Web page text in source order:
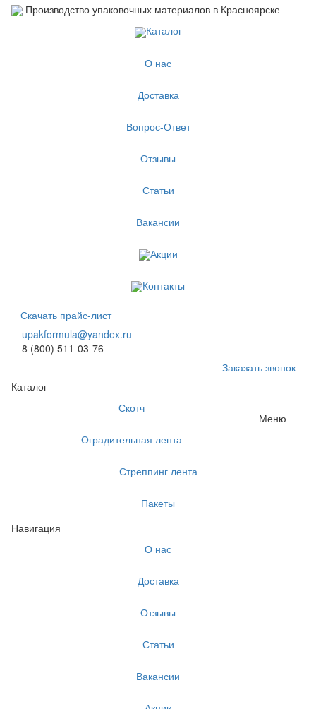
Производство упаковочных материалов в Красноярске
Каталог
О нас
Доставка
Вопрос-Ответ
Отзывы
Статьи
Вакансии
Акции
Контакты
Скачать прайс-лист
upakformula@yandex.ru
8 (800) 511-03-76
Заказать звонок
Меню
Каталог
Скотч
Оградительная лента
Стреппинг лента
Пакеты
Навигация
О нас
Доставка
Отзывы
Статьи
Вакансии